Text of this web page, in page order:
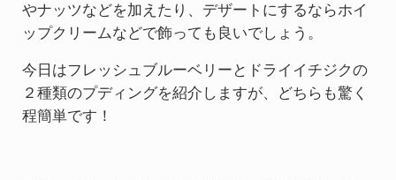
やナッツなどを加えたり、デザートにするならホイ
ップクリームなどで飾っても良いでしょう。
今日はフレッシュブルーベリーとドライイチジクの
２種類のプディングを紹介しますが、どちらも驚く
程簡単です！